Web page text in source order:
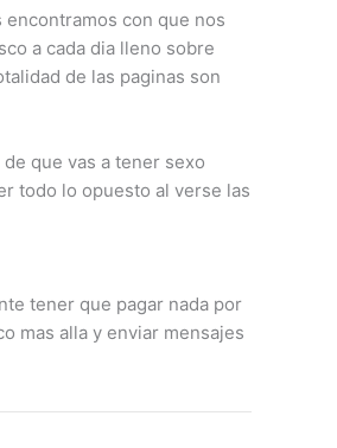
con que nos
a cada dia lleno sobre
de las paginas son
que vas a tener sexo
todo lo opuesto al verse las
tener que pagar nada por
mas alla y enviar mensajes